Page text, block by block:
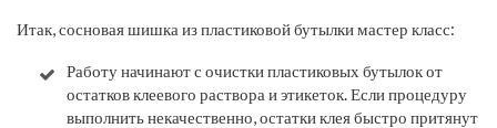
Итак, сосновая шишка из пластиковой бутылки мастер класс:
Работу начинают с очистки пластиковых бутылок от
остатков клеевого раствора и этикеток. Если процедуру
выполнить некачественно, остатки клея быстро притянут